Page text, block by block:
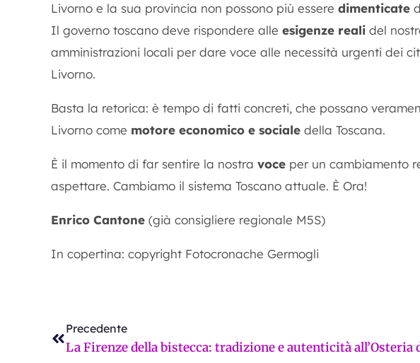
Livorno e la sua provincia non possono più essere dimenticate
Il governo toscano deve rispondere alle esigenze reali del
amministrazioni locali per dare voce alle necessità urgenti dei
Livorno.
Basta la retorica: è tempo di fatti concreti, che possano
Livorno come motore economico e sociale della Toscana.
È il momento di far sentire la nostra voce per un cambiamento
aspettare. Cambiamo il sistema Toscano attuale. È Ora!
Enrico Cantone (già consigliere regionale M5S)
In copertina: copyright Fotocronache Germogli
Precedente